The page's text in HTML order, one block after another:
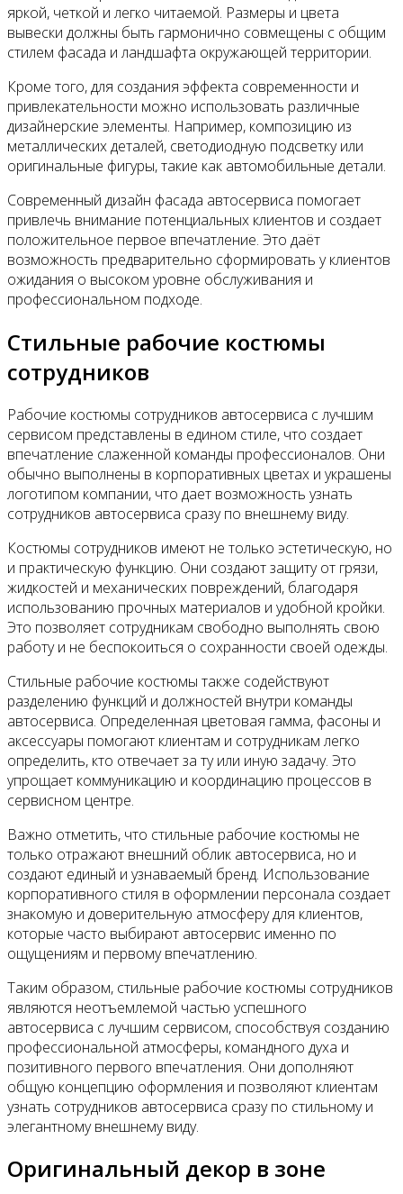
яркой, четкой и легко читаемой. Размеры и цвета
вывески должны быть гармонично совмещены с общим
стилем фасада и ландшафта окружающей территории.
Кроме того, для создания эффекта современности и
привлекательности можно использовать различные
дизайнерские элементы. Например, композицию из
металлических деталей, светодиодную подсветку или
оригинальные фигуры, такие как автомобильные детали.
Современный дизайн фасада автосервиса помогает
привлечь внимание потенциальных клиентов и создает
положительное первое впечатление. Это даёт
возможность предварительно сформировать у клиентов
ожидания о высоком уровне обслуживания и
профессиональном подходе.
Стильные рабочие костюмы
сотрудников
Рабочие костюмы сотрудников автосервиса с лучшим
сервисом представлены в едином стиле, что создает
впечатление слаженной команды профессионалов. Они
обычно выполнены в корпоративных цветах и украшены
логотипом компании, что дает возможность узнать
сотрудников автосервиса сразу по внешнему виду.
Костюмы сотрудников имеют не только эстетическую, но
и практическую функцию. Они создают защиту от грязи,
жидкостей и механических повреждений, благодаря
использованию прочных материалов и удобной кройки.
Это позволяет сотрудникам свободно выполнять свою
работу и не беспокоиться о сохранности своей одежды.
Стильные рабочие костюмы также содействуют
разделению функций и должностей внутри команды
автосервиса. Определенная цветовая гамма, фасоны и
аксессуары помогают клиентам и сотрудникам легко
определить, кто отвечает за ту или иную задачу. Это
упрощает коммуникацию и координацию процессов в
сервисном центре.
Важно отметить, что стильные рабочие костюмы не
только отражают внешний облик автосервиса, но и
создают единый и узнаваемый бренд. Использование
корпоративного стиля в оформлении персонала создает
знакомую и доверительную атмосферу для клиентов,
которые часто выбирают автосервис именно по
ощущениям и первому впечатлению.
Таким образом, стильные рабочие костюмы сотрудников
являются неотъемлемой частью успешного
автосервиса с лучшим сервисом, способствуя созданию
профессиональной атмосферы, командного духа и
позитивного первого впечатления. Они дополняют
общую концепцию оформления и позволяют клиентам
узнать сотрудников автосервиса сразу по стильному и
элегантному внешнему виду.
Оригинальный декор в зоне